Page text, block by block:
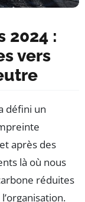
2024 :
vers
défini un
après des
là où nous
réduites